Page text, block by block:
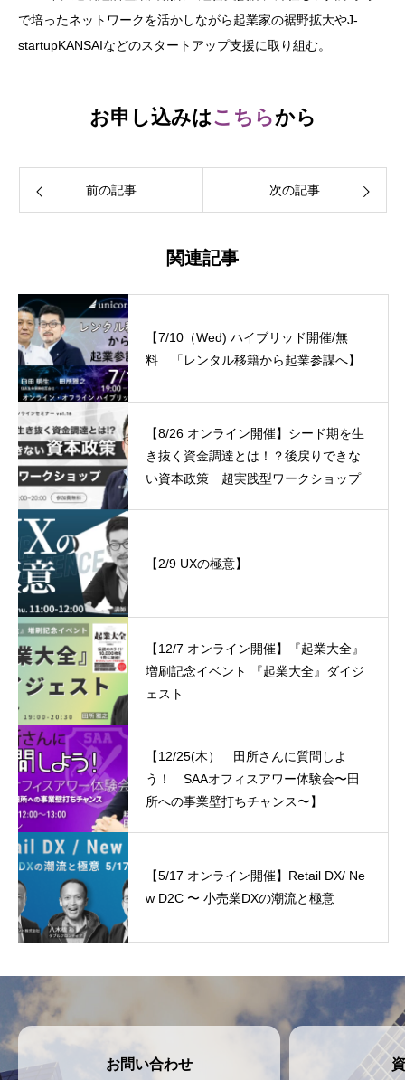
で培ったネットワークを活かしながら起業家の裾野拡大やJ-
startupKANSAIなどのスタートアップ支援に取り組む。
お申し込みはこちらから
前の記事 次の記事
関連記事
【7/10（Wed) ハイブリッド開催/無
料 「レンタル移籍から起業参謀へ】
【8/26 オンライン開催】シード期を生
き抜く資金調達とは！？後戻りできな
い資本政策 超実践型ワークショップ
【2/9 UXの極意】
【12/7 オンライン開催】『起業大全』
増刷記念イベント 『起業大全』ダイジ
ェスト
【12/25(木） 田所さんに質問しよ
う！ SAAオフィスアワー体験会〜田
所への事業壁打ちチャンス〜】
【5/17 オンライン開催】Retail DX/ Ne
w D2C 〜 小売業DXの潮流と極意
お問い合わせ